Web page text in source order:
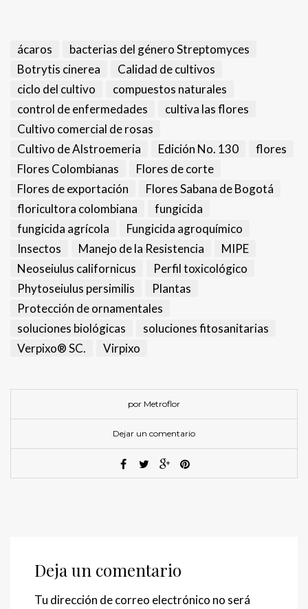
ácaros
bacterias del género Streptomyces
Botrytis cinerea
Calidad de cultivos
ciclo del cultivo
compuestos naturales
control de enfermedades
cultiva las flores
Cultivo comercial de rosas
Cultivo de Alstroemeria
Edición No. 130
flores
Flores Colombianas
Flores de corte
Flores de exportación
Flores Sabana de Bogotá
floricultora colombiana
fungicida
fungicida agrícola
Fungicida agroquímico
Insectos
Manejo de la Resistencia
MIPE
Neoseiulus californicus
Perfil toxicológico
Phytoseiulus persimilis
Plantas
Protección de ornamentales
soluciones biológicas
soluciones fitosanitarias
Verpixo® SC.
Virpixo
por Metroflor
Dejar un comentario
Deja un comentario
Tu dirección de correo electrónico no será